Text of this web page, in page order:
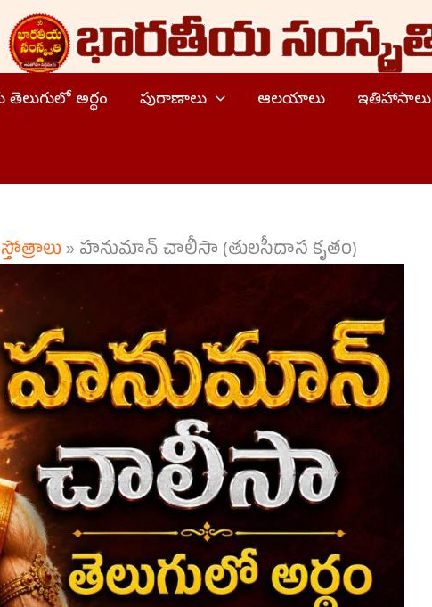
తెలుగులో అర్థం పురాణాలు ఆలయాలు ఇతిహాసాలు
» హనుమాన్ చాలీసా (తులసీదాస కృతం)